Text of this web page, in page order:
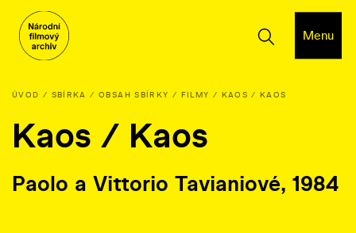
Menu
ÚVOD SBÍRKA OBSAH SBÍRKY FILMY KAOS / KAOS
Kaos / Kaos
Paolo a Vittorio Tavianiové, 1984